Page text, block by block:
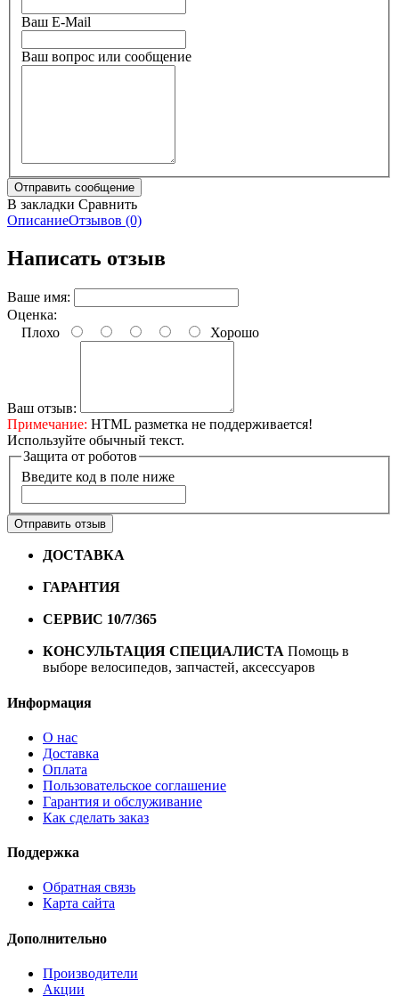
Ваш E-Mail
Ваш вопрос или сообщение
В закладки Сравнить
ОписаниеОтзывов (0)
Написать отзыв
Ваше имя:
Оценка:
Плохо
Хорошо
Ваш отзыв:
Примечание: HTML разметка не поддерживается!
Используйте обычный текст.
Защита от роботов
Введите код в поле ниже
Отправить отзыв
ДОСТАВКА
ГАРАНТИЯ
СЕРВИС 10/7/365
КОНСУЛЬТАЦИЯ СПЕЦИАЛИСТА Помощь в
выборе велосипедов, запчастей, аксессуаров
Информация
О нас
Доставка
Оплата
Пользовательское соглашение
Гарантия и обслуживание
Как сделать заказ
Поддержка
Обратная связь
Карта сайта
Дополнительно
Производители
Акции